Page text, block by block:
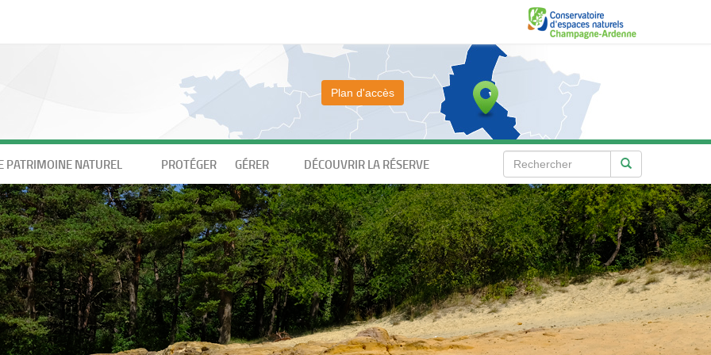
Plan d'accès
PATRIMOINE NATUREL PROTÉGER GÉRER DÉCOUVRIR LA RÉSERVE
Rechercher